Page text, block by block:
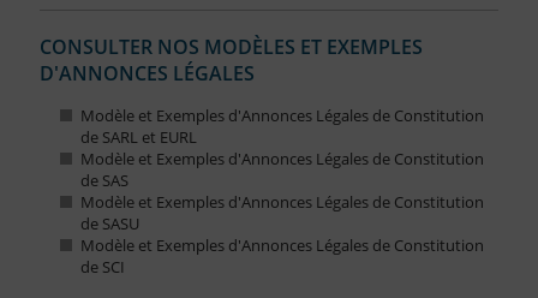
CONSULTER NOS MODÈLES ET EXEMPLES
D'ANNONCES LÉGALES
Modèle et Exemples d'Annonces Légales de Constitution
de SARL et EURL
Modèle et Exemples d'Annonces Légales de Constitution
de SAS
Modèle et Exemples d'Annonces Légales de Constitution
de SASU
Modèle et Exemples d'Annonces Légales de Constitution
de SCI